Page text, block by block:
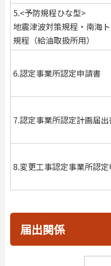
5.<予防規程ひな型>
地震津波対策規程・南海
規程（給油取扱所用）
6.認定事業所認定申請書
7.認定事業所認定計画届出
8.変更工事認定事業所認
届出関係